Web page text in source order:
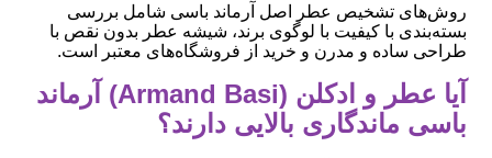
روش‌های تشخیص عطر اصل آرماند باسی شامل بررسی
بسته‌بندی با کیفیت با لوگوی برند، شیشه عطر بدون نقص با
طراحی ساده و مدرن و خرید از فروشگاه‌های معتبر است.
آیا عطر و ادکلن (Armand Basi) آرماند
باسی ماندگاری بالایی دارند؟